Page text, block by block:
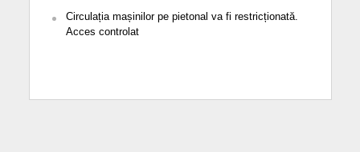
Circulația mașinilor pe pietonal va fi restricționată.
Acces controlat